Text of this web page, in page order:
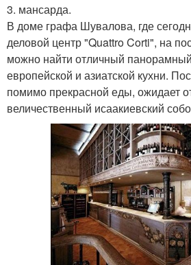
3. мансарда.
В доме графа Шувалова, где
деловой центр "Quattro Corti", на
можно найти отличный
европейской и азиатской кухни.
помимо прекрасной еды, ожидает
величественный исаакиевский